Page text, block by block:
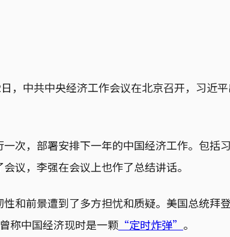
，中共中央经济工作会议在北京召开，习近
次，部署安排下一年的中国经济工作。包括
议，李强在会议上也作了总结讲话。
和前景遭到了多方担忧和质疑。美国总统拜
称中国经济现时是一颗 “定时炸弹” 。